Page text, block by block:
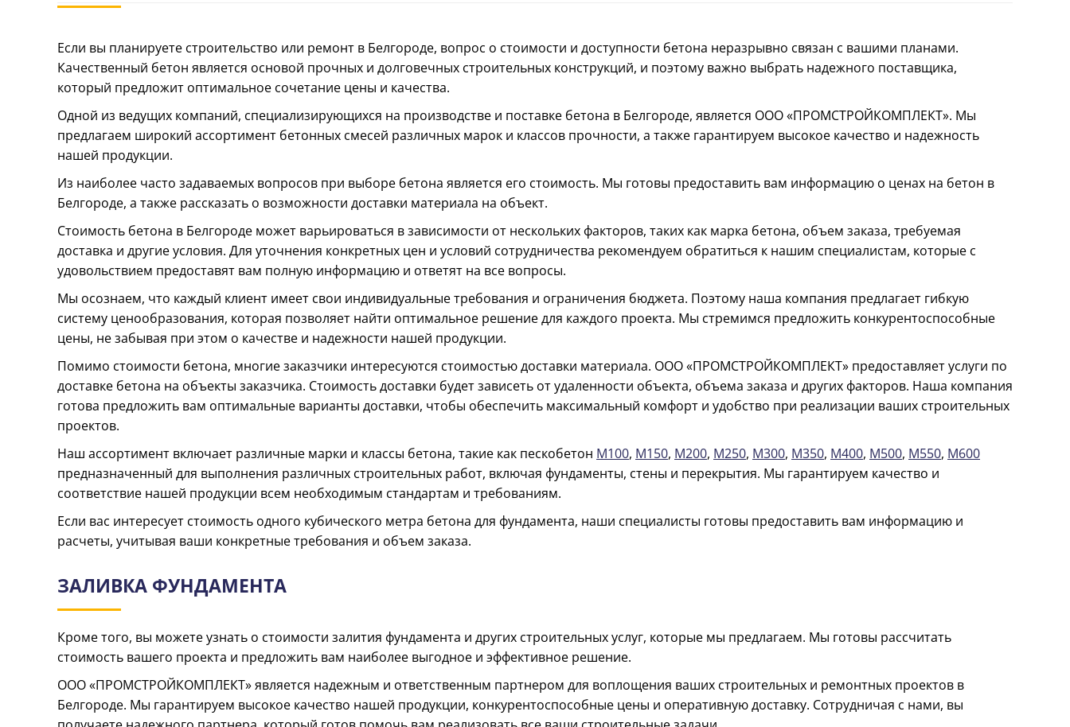
Если вы планируете строительство или ремонт в Белгороде, вопрос о стоимости и доступности бетона неразрывно связан с вашими планами.
Качественный бетон является основой прочных и долговечных строительных конструкций, и поэтому важно выбрать надежного поставщика,
который предложит оптимальное сочетание цены и качества.
Одной из ведущих компаний, специализирующихся на производстве и поставке бетона в Белгороде, является ООО «ПРОМСТРОЙКОМПЛЕКТ». Мы
предлагаем широкий ассортимент бетонных смесей различных марок и классов прочности, а также гарантируем высокое качество и надежность
нашей продукции.
Из наиболее часто задаваемых вопросов при выборе бетона является его стоимость. Мы готовы предоставить вам информацию о ценах на бетон в
Белгороде, а также рассказать о возможности доставки материала на объект.
Стоимость бетона в Белгороде может варьироваться в зависимости от нескольких факторов, таких как марка бетона, объем заказа, требуемая
доставка и другие условия. Для уточнения конкретных цен и условий сотрудничества рекомендуем обратиться к нашим специалистам, которые с
удовольствием предоставят вам полную информацию и ответят на все вопросы.
Мы осознаем, что каждый клиент имеет свои индивидуальные требования и ограничения бюджета. Поэтому наша компания предлагает гибкую
систему ценообразования, которая позволяет найти оптимальное решение для каждого проекта. Мы стремимся предложить конкурентоспособные
цены, не забывая при этом о качестве и надежности нашей продукции.
Помимо стоимости бетона, многие заказчики интересуются стоимостью доставки материала. ООО «ПРОМСТРОЙКОМПЛЕКТ» предоставляет услуги по
доставке бетона на объекты заказчика. Стоимость доставки будет зависеть от удаленности объекта, объема заказа и других факторов. Наша компания
готова предложить вам оптимальные варианты доставки, чтобы обеспечить максимальный комфорт и удобство при реализации ваших строительных
проектов.
Наш ассортимент включает различные марки и классы бетона, такие как пескобетон М100, М150, М200, М250, М300, М350, М400, М500, М550, М600
предназначенный для выполнения различных строительных работ, включая фундаменты, стены и перекрытия. Мы гарантируем качество и
соответствие нашей продукции всем необходимым стандартам и требованиям.
Если вас интересует стоимость одного кубического метра бетона для фундамента, наши специалисты готовы предоставить вам информацию и
расчеты, учитывая ваши конкретные требования и объем заказа.
ЗАЛИВКА ФУНДАМЕНТА
Кроме того, вы можете узнать о стоимости залития фундамента и других строительных услуг, которые мы предлагаем. Мы готовы рассчитать
стоимость вашего проекта и предложить вам наиболее выгодное и эффективное решение.
ООО «ПРОМСТРОЙКОМПЛЕКТ» является надежным и ответственным партнером для воплощения ваших строительных и ремонтных проектов в
Белгороде. Мы гарантируем высокое качество нашей продукции, конкурентоспособные цены и оперативную доставку. Сотрудничая с нами, вы